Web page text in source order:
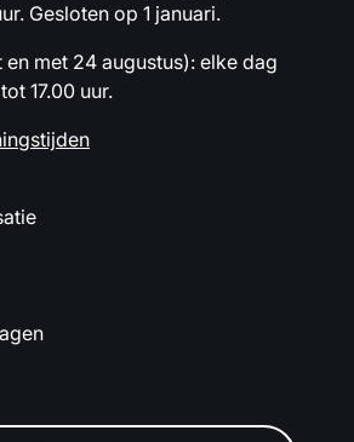
Gesloten op 1 januari.
met 24 augustus): elke dag
17.00 uur.